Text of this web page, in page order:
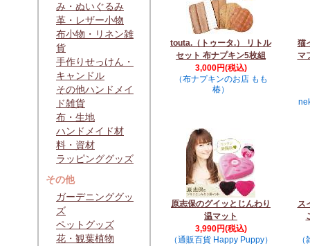
み・ぬいぐるみ
革・レザー小物
布小物・リネン雑
貨
手作りせっけん・
キャンドル
その他ハンドメイ
ド雑貨
布・生地
ハンドメイド材
料・資材
ラッピンググッズ
その他
ガーデニンググッ
ズ
ペットグッズ
花・観葉植物
touta.（トゥータ.） リトル
セット 布ナプキン5枚組
3,000円(税込)
（布ナプキンのお店 もも
椿）
猫
マ
原志保のグイッとじんわり
温マット
3,990円(税込)
（通販百貨 Happy Puppy）
ス